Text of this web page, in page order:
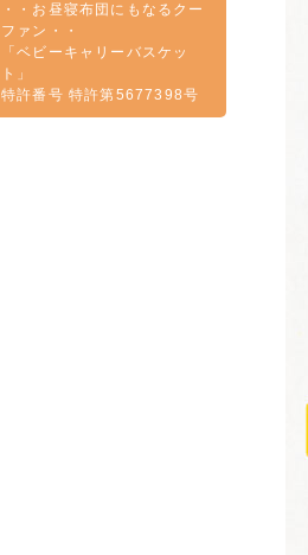
・・お昼寝布団にもなるクー
ファン・・
「ベビーキャリーバスケッ
ト」
特許番号 特許第5677398号